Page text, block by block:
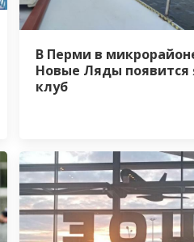
В Перми в
Новые Ляды появится
клуб